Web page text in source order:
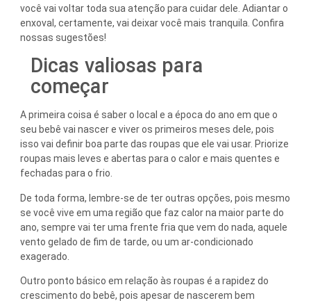
você vai voltar toda sua atenção para cuidar dele. Adiantar o
enxoval, certamente, vai deixar você mais tranquila. Confira
nossas sugestões!
Dicas valiosas para
começar
A primeira coisa é saber o local e a época do ano em que o
seu bebê vai nascer e viver os primeiros meses dele, pois
isso vai definir boa parte das roupas que ele vai usar. Priorize
roupas mais leves e abertas para o calor e mais quentes e
fechadas para o frio.
De toda forma, lembre-se de ter outras opções, pois mesmo
se você vive em uma região que faz calor na maior parte do
ano, sempre vai ter uma frente fria que vem do nada, aquele
vento gelado de fim de tarde, ou um ar-condicionado
exagerado.
Outro ponto básico em relação às roupas é a rapidez do
crescimento do bebê, pois apesar de nascerem bem